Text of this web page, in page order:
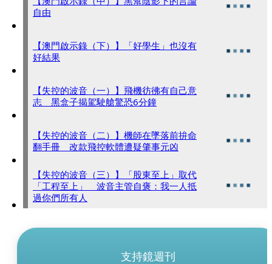
自由
【澳門啟示錄（下）】「好學生」也沒有
好結果
【失控的波音（一）】飛機彷彿有自己意
志 黑盒子揭駕駛艙驚恐6分鐘
【失控的波音（二）】機師在墜落前拚命
翻手冊 改款飛控軟體遭疑肇事元凶
【失控的波音（三）】「股東至上」取代
「工程至上」 波音主管自褒：我一人抵
過你們所有人
支持鏡週刊